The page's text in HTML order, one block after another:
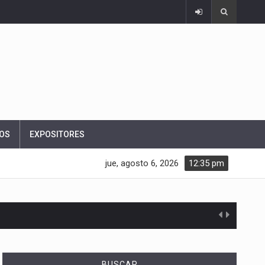
EXPOSITORES
12:35 pm
jue, agosto 6, 2026